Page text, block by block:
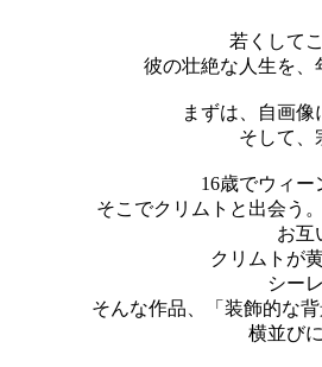
若くして
彼の壮絶な人生を、
まずは、自画
そして、
16歳でウィ
そこでクリムトと出会う
お互
クリムトが
シー
そんな作品、「装飾的な
横並び